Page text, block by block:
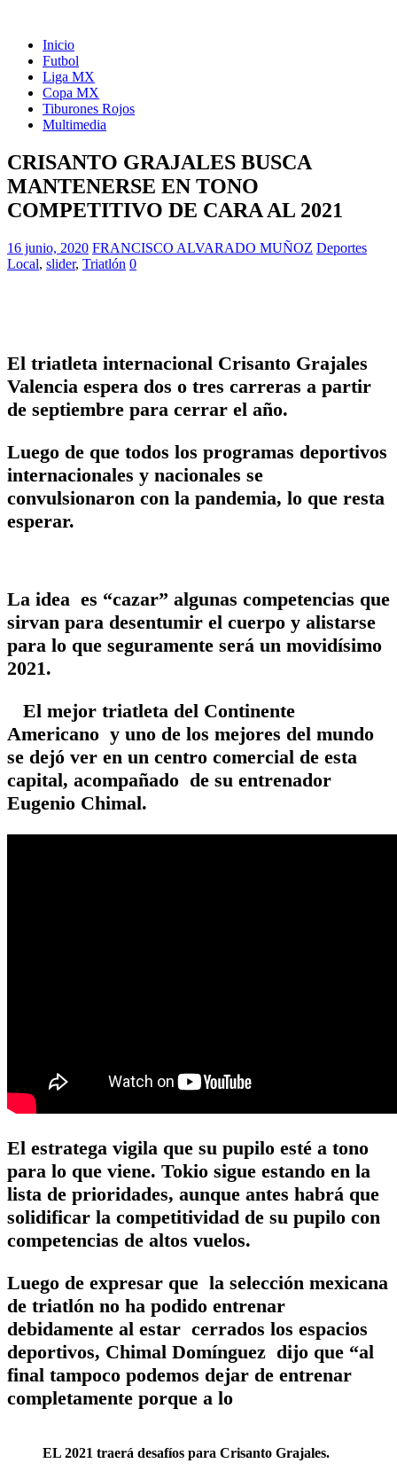
Inicio
Futbol
Liga MX
Copa MX
Tiburones Rojos
Multimedia
CRISANTO GRAJALES BUSCA
MANTENERSE EN TONO
COMPETITIVO DE CARA AL 2021
16 junio, 2020 FRANCISCO ALVARADO MUÑOZ Deportes
Local, slider, Triatlón 0
El triatleta internacional Crisanto Grajales
Valencia espera dos o tres carreras a partir
de septiembre para cerrar el año.
Luego de que todos los programas deportivos
internacionales y nacionales se
convulsionaron con la pandemia, lo que resta
esperar.
La idea es “cazar” algunas competencias que
sirvan para desentumir el cuerpo y alistarse
para lo que seguramente será un movidísimo
2021.
El mejor triatleta del Continente
Americano y uno de los mejores del mundo
se dejó ver en un centro comercial de esta
capital, acompañado de su entrenador
Eugenio Chimal.
El estratega vigila que su pupilo esté a tono
para lo que viene. Tokio sigue estando en la
lista de prioridades, aunque antes habrá que
solidificar la competitividad de su pupilo con
competencias de altos vuelos.
Luego de expresar que la selección mexicana
de triatlón no ha podido entrenar
debidamente al estar cerrados los espacios
deportivos, Chimal Domínguez dijo que “al
final tampoco podemos dejar de entrenar
completamente porque a lo
EL 2021 traerá desafíos para Crisanto Grajales.